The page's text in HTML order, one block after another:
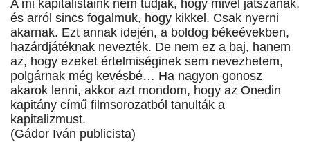
A mi kapitalistáink nem tudják, hogy mivel játszanak,
és arról sincs fogalmuk, hogy kikkel. Csak nyerni
akarnak. Ezt annak idején, a boldog békeévekben,
hazárdjátéknak nevezték. De nem ez a baj, hanem
az, hogy ezeket értelmiséginek sem nevezhetem,
polgárnak még kevésbé… Ha nagyon gonosz
akarok lenni, akkor azt mondom, hogy az Onedin
kapitány című filmsorozatból tanulták a
kapitalizmust.
(Gádor Iván publicista)